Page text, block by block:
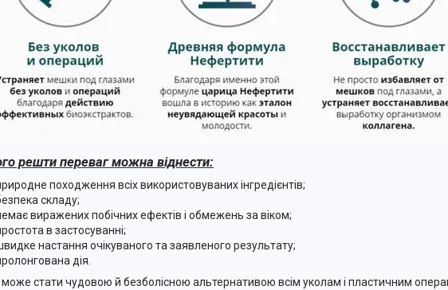
решти переваг можна віднести:
походження всіх використовуваних інгредієнтів;
складу;
виражених побічних ефектів і обмежень за віком;
в застосуванні;
настання очікуваного та заявленого результату;
дія.
стати чудовою й безболісною альтернативою всім уколам і пластичним